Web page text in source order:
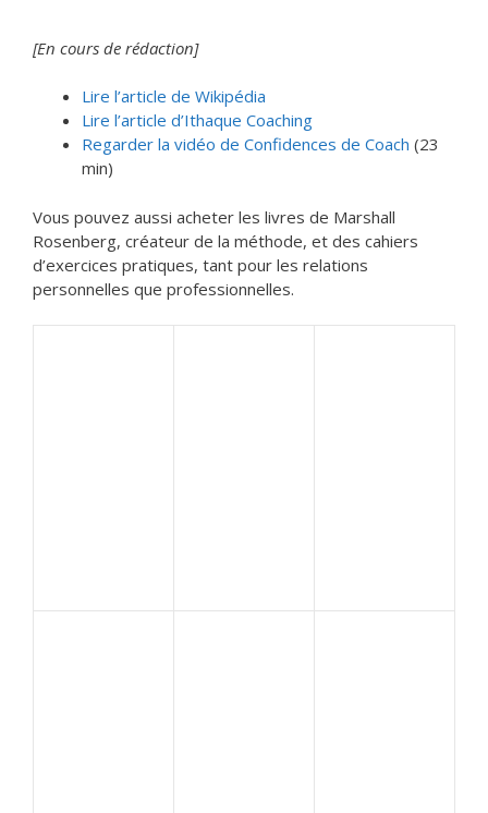
[En cours de rédaction]
Lire l’article de Wikipédia
Lire l’article d’Ithaque Coaching
Regarder la vidéo de Confidences de Coach (23
min)
Vous pouvez aussi acheter les livres de Marshall
Rosenberg, créateur de la méthode, et des cahiers
d’exercices pratiques, tant pour les relations
personnelles que professionnelles.